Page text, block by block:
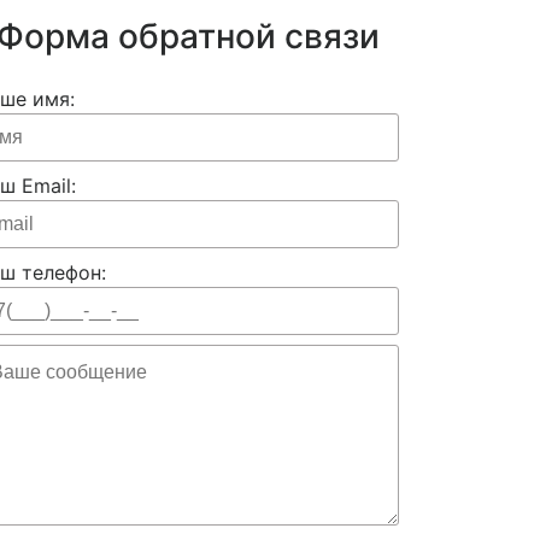
обратной связи
имя:
Email:
телефон: